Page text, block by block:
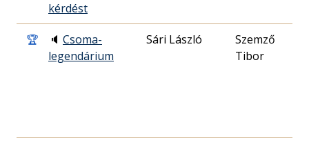
kérdést
🏆 🔈 Csoma-
legendárium
Sári László
Szemző
Tibor